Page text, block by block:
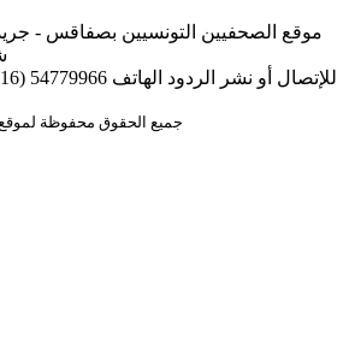
موقع الصحفيين التونسيين بصفاقس -
جميع الحقوق محفوظة لموقع